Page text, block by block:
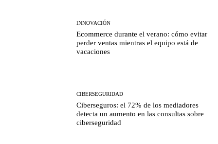
INNOVACIÓN
Ecommerce durante el verano: cómo evitar
perder ventas mientras el equipo está de
vacaciones
CIBERSEGURIDAD
Ciberseguros: el 72% de los mediadores
detecta un aumento en las consultas sobre
ciberseguridad